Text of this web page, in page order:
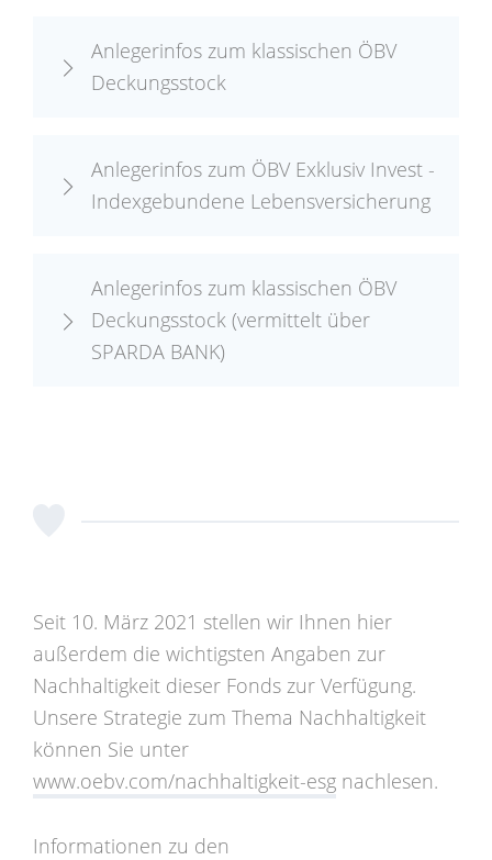
Anlegerinfos zum klassischen ÖBV
Deckungsstock
Anlegerinfos zum ÖBV Exklusiv Invest -
Indexgebundene Lebensversicherung
Anlegerinfos zum klassischen ÖBV
Deckungsstock (vermittelt über
SPARDA BANK)
Seit 10. März 2021 stellen wir Ihnen hier
außerdem die wichtigsten Angaben zur
Nachhaltigkeit dieser Fonds zur Verfügung.
Unsere Strategie zum Thema Nachhaltigkeit
können Sie unter
www.oebv.com/nachhaltigkeit-esg nachlesen.
Informationen zu den